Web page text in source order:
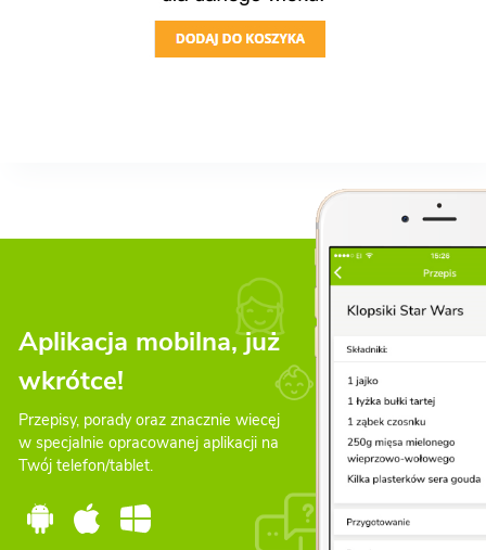
Aplikacja mobilna, już
wkrótce!
Przepisy, porady oraz znacznie wiecęj
w specjalnie opracowanej aplikacji na
Twój telefon/tablet.